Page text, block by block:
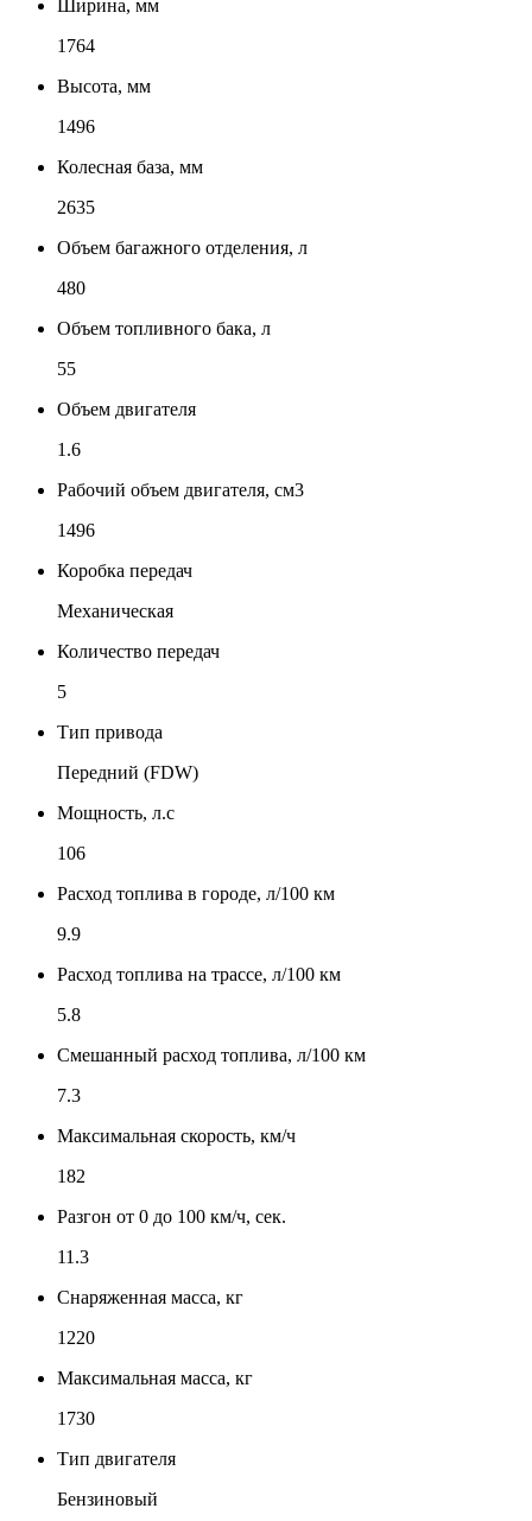
Ширина, мм
1764
Высота, мм
1496
Колесная база, мм
2635
Объем багажного отделения, л
480
Объем топливного бака, л
55
Объем двигателя
1.6
Рабочий объем двигателя, см3
1496
Коробка передач
Механическая
Количество передач
5
Тип привода
Передний (FDW)
Мощность, л.с
106
Расход топлива в городе, л/100 км
9.9
Расход топлива на трассе, л/100 км
5.8
Смешанный расход топлива, л/100 км
7.3
Максимальная скорость, км/ч
182
Разгон от 0 до 100 км/ч, сек.
11.3
Снаряженная масса, кг
1220
Максимальная масса, кг
1730
Тип двигателя
Бензиновый